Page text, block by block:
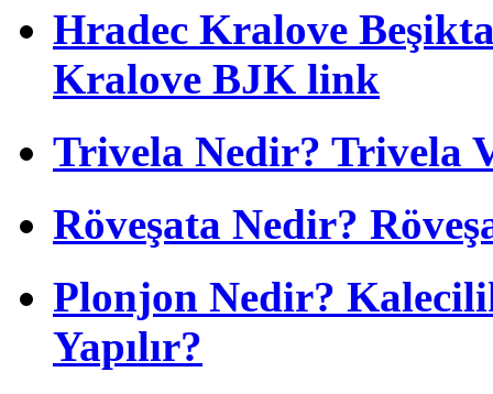
Hradec Kralove
Kralove BJK link
Trivela Nedir? Trivela
Röveşata Nedir?
Plonjon Nedir?
Yapılır?